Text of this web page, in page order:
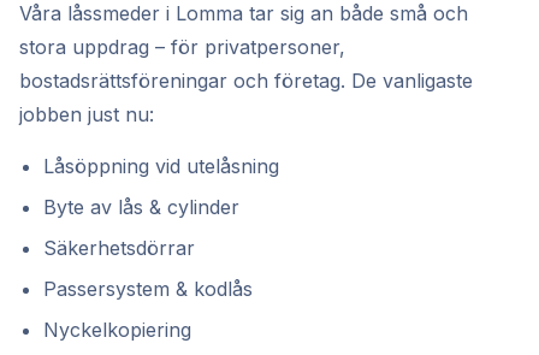
Våra låssmeder i Lomma tar sig an både små och
stora uppdrag – för privatpersoner,
bostadsrättsföreningar och företag. De vanligaste
jobben just nu:
Låsöppning vid utelåsning
Byte av lås & cylinder
Säkerhetsdörrar
Passersystem & kodlås
Nyckelkopiering